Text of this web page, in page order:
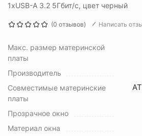
1xUSB-A 3.2 5Гбит/с, цвет черный
(0 отзывов) Написать
Макс. размер материнской
платы
Производитель
Совместимые материнские
платы
Прозрачное окно
Материал окна